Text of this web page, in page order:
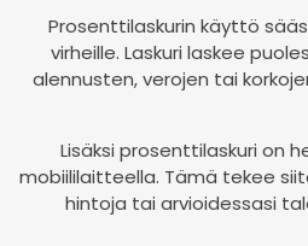
Prosenttilaskurin käyttö
virheille. Laskuri laskee
alennusten, verojen tai
Lisäksi prosenttilaskuri on
mobiililaitteella. Tämä tekee
hintoja tai arvioidessasi